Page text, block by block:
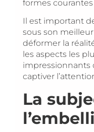
formes
Il est important
sous son
déformer la
les aspects les
impressionnants
captiver
La